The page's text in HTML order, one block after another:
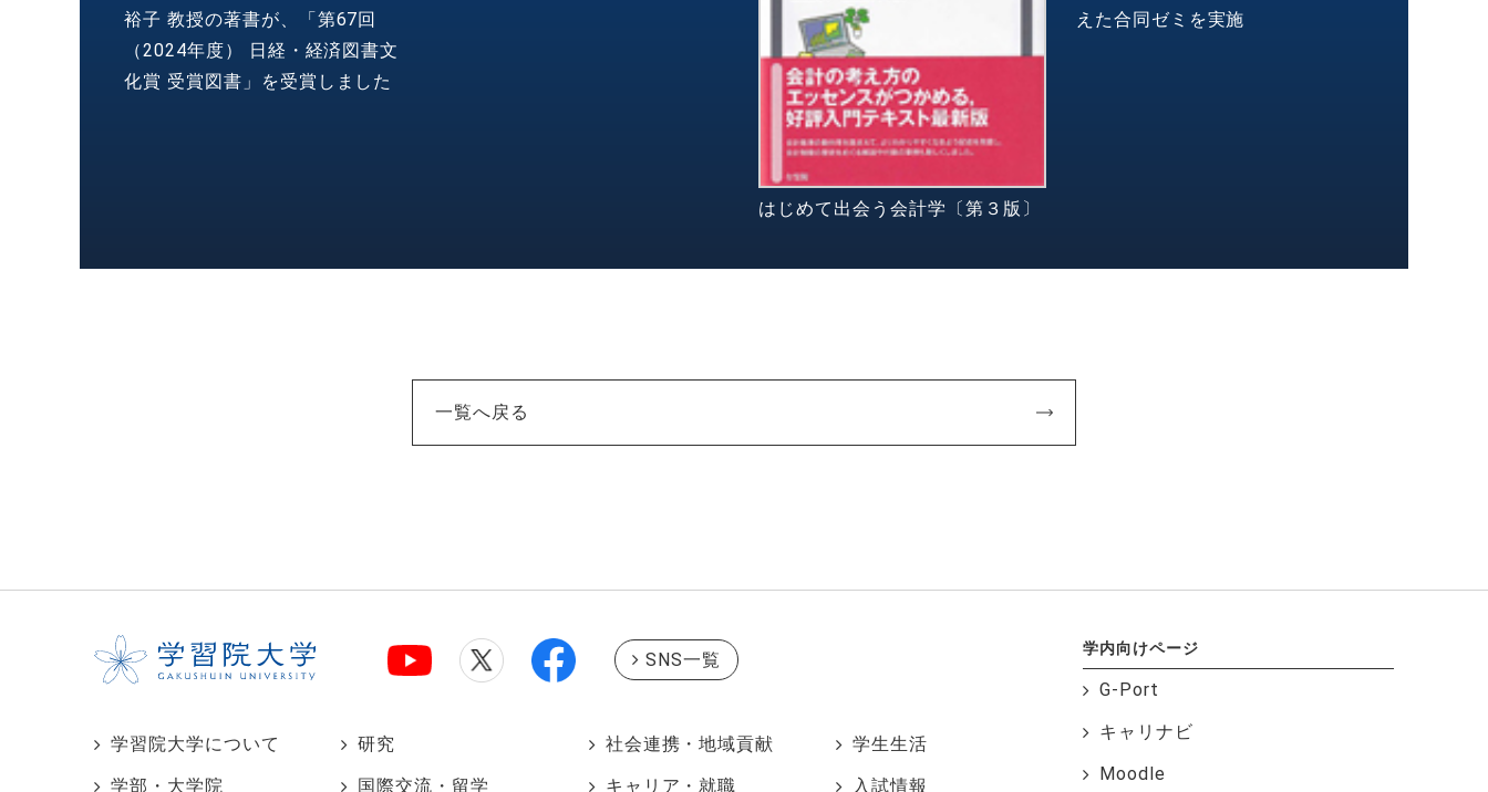
裕子 教授の著書が、「第67回
（2024年度） 日経・経済図書文
化賞 受賞図書」を受賞しました
はじめて出会う会計学〔第３版〕
えた合同ゼミを実施
一覧へ戻る
SNS一覧
学習院大学について 研究 社会連携・地域貢献
学生生活
学部・大学院
国際交流・留学 キャリア・就職 入試情報
学内向けページ
G-Port
キャリナビ
Moodle